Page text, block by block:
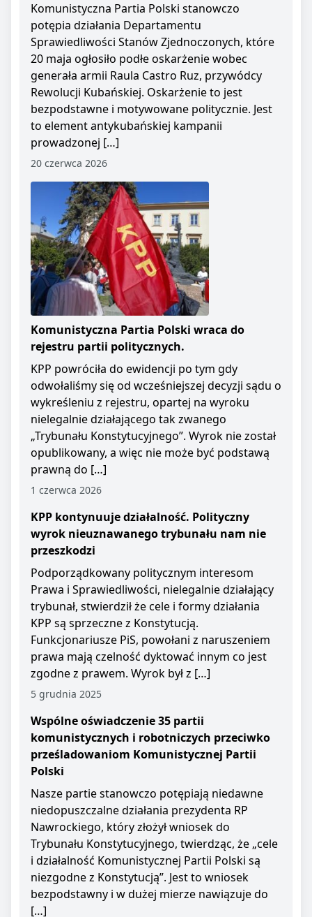
Komunistyczna Partia Polski stanowczo
potępia działania Departamentu
Sprawiedliwości Stanów Zjednoczonych, które
20 maja ogłosiło podłe oskarżenie wobec
generała armii Raula Castro Ruz, przywódcy
Rewolucji Kubańskiej. Oskarżenie to jest
bezpodstawne i motywowane politycznie. Jest
to element antykubańskiej kampanii
prowadzonej […]
20 czerwca 2026
Komunistyczna Partia Polski wraca do
rejestru partii politycznych.
KPP powróciła do ewidencji po tym gdy
odwołaliśmy się od wcześniejszej decyzji sądu o
wykreśleniu z rejestru, opartej na wyroku
nielegalnie działającego tak zwanego
„Trybunału Konstytucyjnego”. Wyrok nie został
opublikowany, a więc nie może być podstawą
prawną do […]
1 czerwca 2026
KPP kontynuuje działalność. Polityczny
wyrok nieuznawanego trybunału nam nie
przeszkodzi
Podporządkowany politycznym interesom
Prawa i Sprawiedliwości, nielegalnie działający
trybunał, stwierdził że cele i formy działania
KPP są sprzeczne z Konstytucją.
Funkcjonariusze PiS, powołani z naruszeniem
prawa mają czelność dyktować innym co jest
zgodne z prawem. Wyrok był z […]
5 grudnia 2025
Wspólne oświadczenie 35 partii
komunistycznych i robotniczych przeciwko
prześladowaniom Komunistycznej Partii
Polski
Nasze partie stanowczo potępiają niedawne
niedopuszczalne działania prezydenta RP
Nawrockiego, który złożył wniosek do
Trybunału Konstytucyjnego, twierdząc, że „cele
i działalność Komunistycznej Partii Polski są
niezgodne z Konstytucją”. Jest to wniosek
bezpodstawny i w dużej mierze nawiązuje do
[…]